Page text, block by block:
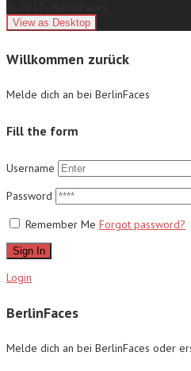
Willkommen zurück
Melde dich an bei BerlinFaces
Fill the form
Username
Password
Remember Me Forgot password?
Sign In
Login
BerlinFaces
Melde dich an bei BerlinFaces oder